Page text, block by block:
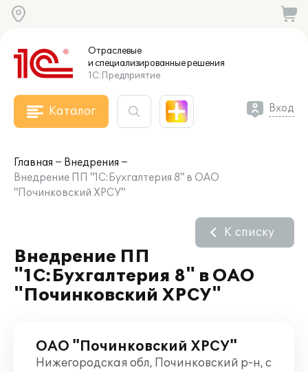
Отраслевые
и специализированныерешения
1С:Предприятие
Каталог Вход
Главная
Внедрения
Внедрение ПП "1С:Бухгалтерия 8" в ОАО
"Починковский ХРСУ"
Внедрение ПП
"1С:Бухгалтерия 8" в ОАО
"Починковский ХРСУ"
К списку
ОАО "Починковский ХРСУ"
Нижегородская обл, Починковский р-н, с